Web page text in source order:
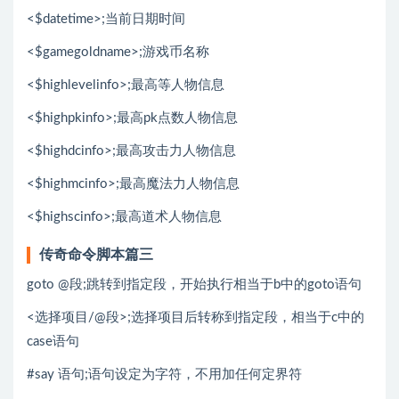
<$datetime>;当前日期时间
<$gamegoldname>;游戏币名称
<$highlevelinfo>;最高等人物信息
<$highpkinfo>;最高pk点数人物信息
<$highdcinfo>;最高攻击力人物信息
<$highmcinfo>;最高魔法力人物信息
<$highscinfo>;最高道术人物信息
传奇命令脚本篇三
goto @段;跳转到指定段，开始执行相当于b中的goto语句
<选择项目/@段>;选择项目后转称到指定段，相当于c中的
case语句
#say 语句;语句设定为字符，不用加任何定界符